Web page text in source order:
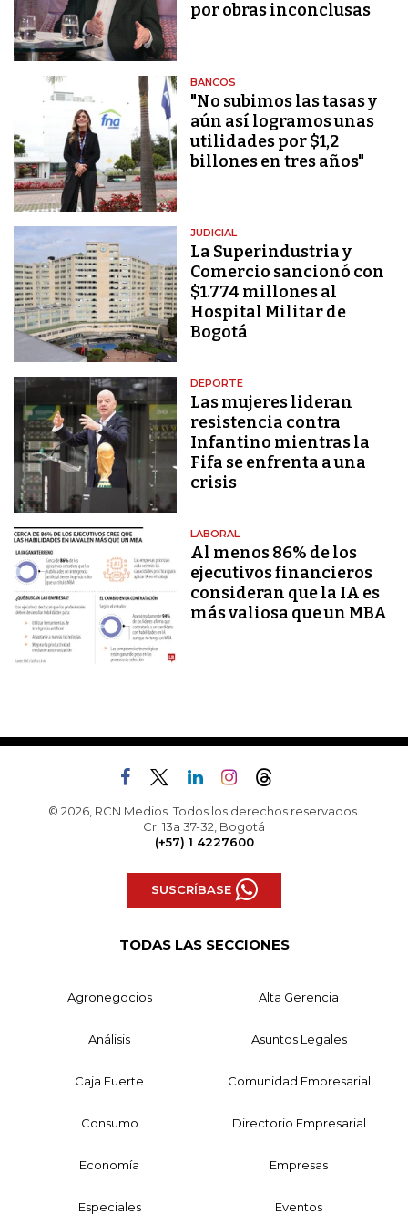
por obras inconclusas
BANCOS
"No subimos las tasas y
aún así logramos unas
utilidades por $1,2
billones en tres años"
JUDICIAL
La Superindustria y
Comercio sancionó con
$1.774 millones al
Hospital Militar de
Bogotá
DEPORTE
Las mujeres lideran
resistencia contra
Infantino mientras la
Fifa se enfrenta a una
crisis
LABORAL
Al menos 86% de los
ejecutivos financieros
consideran que la IA es
más valiosa que un MBA
© 2026, RCN Medios. Todos los derechos reservados.
Cr. 13a 37-32, Bogotá
(+57) 1 4227600
SUSCRÍBASE
TODAS LAS SECCIONES
Agronegocios Alta Gerencia
Análisis Asuntos Legales
Caja Fuerte Comunidad Empresarial
Consumo Directorio Empresarial
Economía Empresas
Especiales Eventos